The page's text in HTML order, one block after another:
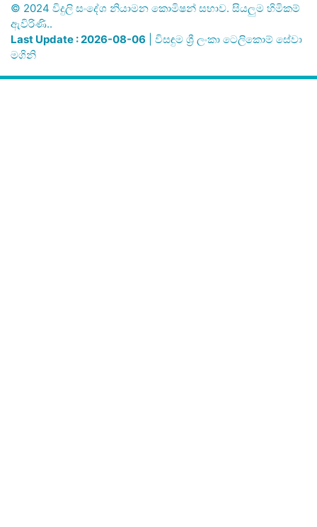
© 2024 විදුලි සංදේශ නියාමන කොමිෂන් සභාව. සියලුම හිමිකම්
ඇවිරිණි..
Last Update : 2026-08-06 | විසඳුම ශ්‍රී ලංකා ටෙලිකොම් සේවා
මගිනි